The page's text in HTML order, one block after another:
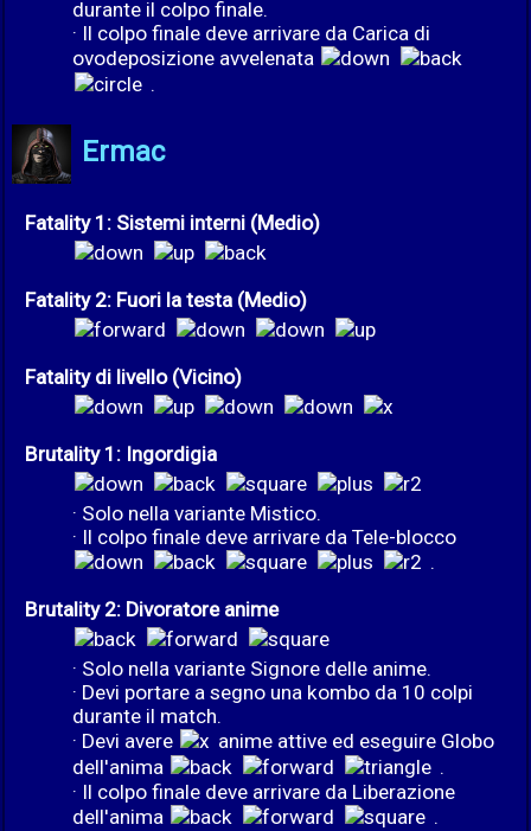
durante il colpo finale.
· Il colpo finale deve arrivare da Carica di
ovodeposizione avvelenata
.
Ermac
Fatality 1: Sistemi interni (Medio)
Fatality 2: Fuori la testa (Medio)
Fatality di livello (Vicino)
Brutality 1: Ingordigia
· Solo nella variante Mistico.
· Il colpo finale deve arrivare da Tele-blocco
.
Brutality 2: Divoratore anime
· Solo nella variante Signore delle anime.
· Devi portare a segno una kombo da 10 colpi
durante il match.
· Devi avere
anime attive ed eseguire Globo
dell'anima
.
· Il colpo finale deve arrivare da Liberazione
dell'anima
.